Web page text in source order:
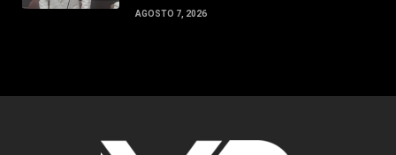
AGOSTO 7, 2026